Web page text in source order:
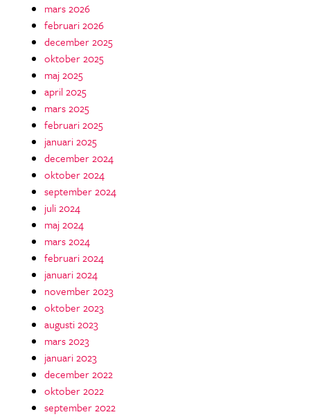
mars 2026
februari 2026
december 2025
oktober 2025
maj 2025
april 2025
mars 2025
februari 2025
januari 2025
december 2024
oktober 2024
september 2024
juli 2024
maj 2024
mars 2024
februari 2024
januari 2024
november 2023
oktober 2023
augusti 2023
mars 2023
januari 2023
december 2022
oktober 2022
september 2022